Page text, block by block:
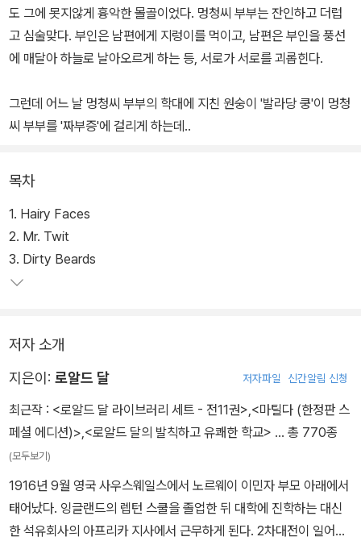
도 그에 못지않게 흉악한 몰골이었다. 멍청씨 부부는 잔인하고 더럽
고 심술맞다. 부인은 남편에게 지렁이를 먹이고, 남편은 부인을 풍선
에 매달아 하늘로 날아오르게 하는 등, 서로가 서로를 괴롭힌다.
그런데 어느 날 멍청씨 부부의 학대에 지친 원숭이 '발라당 쿵'이 멍청
씨 부부를 '짜부증'에 걸리게 하는데..
목차
1. Hairy Faces
2. Mr. Twit
3. Dirty Beards
저자 소개
지은이: 로알드 달 저자파일 신간알림 신청
최근작 : <로알드 달 라이브러리 세트 - 전11권>,<마틸다 (한정판 스
페셜 에디션)>,<로알드 달의 발칙하고 유쾌한 학교> … 총 770종
(모두보기)
1916년 9월 영국 사우스웨일스에서 노르웨이 이민자 부모 아래에서
태어났다. 잉글랜드의 렙턴 스쿨을 졸업한 뒤 대학에 진학하는 대신
한 석유회사의 아프리카 지사에서 근무하게 된다. 2차대전이 일어나